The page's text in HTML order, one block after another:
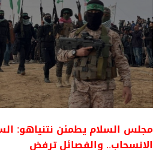
مجلس السلام يطمئن نتنياهو:
الانسحاب.. والفصائل ترفض